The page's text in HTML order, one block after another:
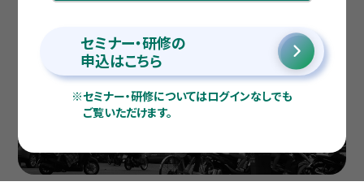
セミナー・研修の
申込はこちら
※セミナー・研修についてはログインなしでも
ご覧いただけます。